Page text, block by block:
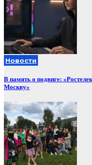
Новости
В память о подвиге:
Москву»